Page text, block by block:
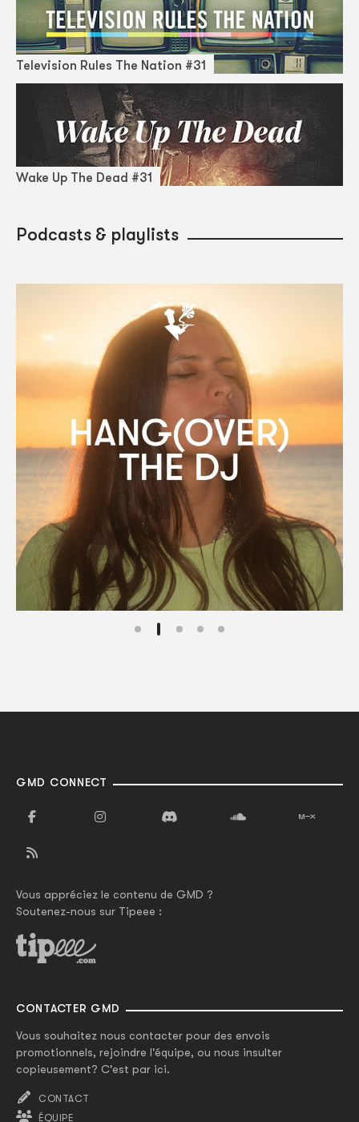
Television Rules The Nation #31
Wake Up The Dead #31
Podcasts & playlists
GMD CONNECT
Vous appréciez le contenu de GMD ?
Soutenez-nous sur Tipeee :
CONTACTER GMD
Vous souhaitez nous contacter pour des envois
promotionnels, rejoindre l'équipe, ou nous insulter
copieusement? C'est par ici.
CONTACT
ÉQUIPE